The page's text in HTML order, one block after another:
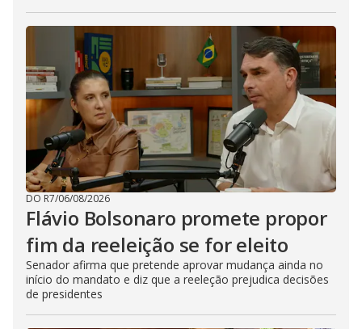
DO R7/06/08/2026
Flávio Bolsonaro promete propor
fim da reeleição se for eleito
Senador afirma que pretende aprovar mudança ainda no
início do mandato e diz que a reeleção prejudica decisões
de presidentes